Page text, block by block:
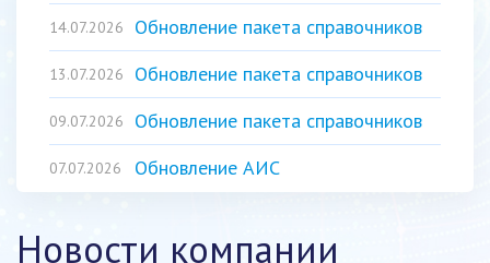
14.07.2026 Обновление пакета справочников
13.07.2026 Обновление пакета справочников
09.07.2026 Обновление пакета справочников
07.07.2026
Обновление АИС
"ИМЦ:Поликлиника"
07.07.2026 Обновление пакета справочников
Новости компании